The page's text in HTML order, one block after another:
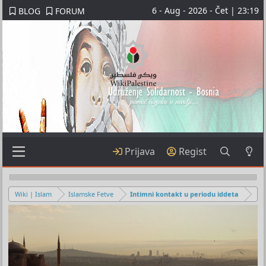
BLOG FORUM 6 - Aug - 2026 - Čet | 23:19
Prijava Regist
Wiki | Islam Islamske Fetve Intimni kontakt u periodu iddeta